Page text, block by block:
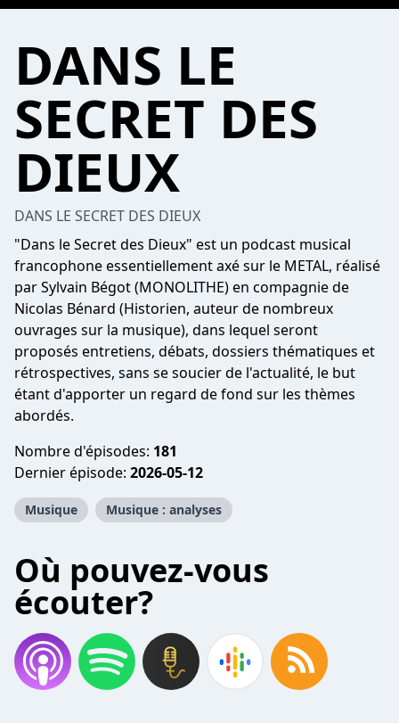
DANS LE
SECRET DES
DIEUX
DANS LE SECRET DES DIEUX
"Dans le Secret des Dieux" est un podcast musical
francophone essentiellement axé sur le METAL, réalisé
par Sylvain Bégot (MONOLITHE) en compagnie de
Nicolas Bénard (Historien, auteur de nombreux
ouvrages sur la musique), dans lequel seront
proposés entretiens, débats, dossiers thématiques et
rétrospectives, sans se soucier de l'actualité, le but
étant d'apporter un regard de fond sur les thèmes
abordés.
Nombre d'épisodes: 181
Dernier épisode: 2026-05-12
Musique Musique : analyses
Où pouvez-vous
écouter?